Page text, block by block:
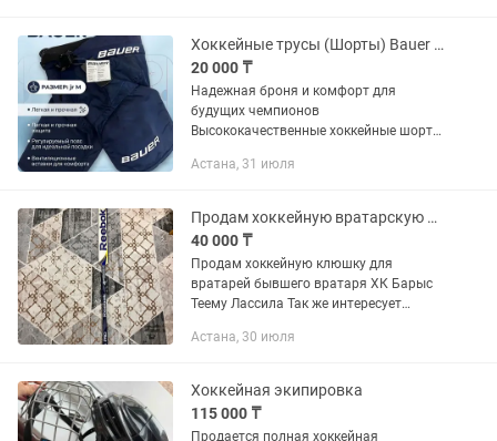
Хоккейные трусы (Шорты) Bauer (Темно-синие)
20 000 ₸
Надежная броня и комфорт для
будущих чемпионов
Высококачественные хоккейные шорты
молодых хоккеистов (Размер: jr M).
каркас и полную...
Астана, 31 июля
Продам хоккейную вратарскую клюшку
40 000 ₸
Продам хоккейную клюшку для
вратарей бывшего вратаря ХК Барыс
Теему Лассила Так же интересует
коньки 43 размера
Астана, 30 июля
Хоккейная экипировка
115 000 ₸
Продается полная хоккейная